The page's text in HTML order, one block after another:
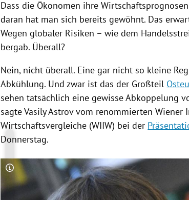
Dass die Ökonomen ihreWirtschaftsprognosen
daran hat man sich bereits gewöhnt. Das
Wegen globaler Risiken – wie dem
bergab. Überall?
Nein, nicht überall. Eine gar nicht so kleine
Abkühlung. Und zwar ist das der Großteil
sehen tatsächlich eine gewisse Abkoppelung
sagteVasily Astrovvom renommiertenWiener
Wirtschaftsvergleiche (WIIW) bei der
Donnerstag.
Copyright-Hinweis öffnen/schließen